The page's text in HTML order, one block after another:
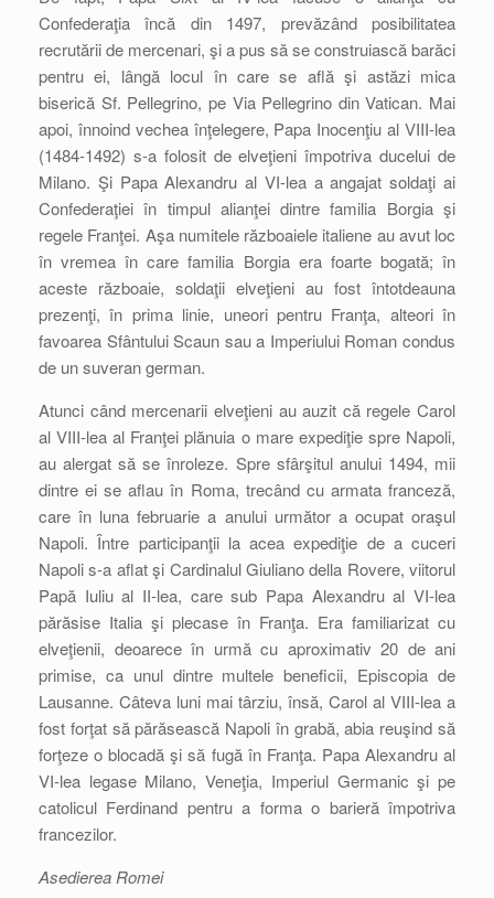
Confederaţia încă din 1497, prevăzând posibilitatea
recrutării de mercenari, şi a pus să se construiască barăci
pentru ei, lângă locul în care se află şi astăzi mica
biserică Sf. Pellegrino, pe Via Pellegrino din Vatican. Mai
apoi, înnoind vechea înţelegere, Papa Inocenţiu al VIII-lea
(1484-1492) s-a folosit de elveţieni împotriva ducelui de
Milano. Şi Papa Alexandru al VI-lea a angajat soldaţi ai
Confederaţiei în timpul alianţei dintre familia Borgia şi
regele Franţei. Aşa numitele războaiele italiene au avut loc
în vremea în care familia Borgia era foarte bogată; în
aceste războaie, soldaţii elveţieni au fost întotdeauna
prezenţi, în prima linie, uneori pentru Franţa, alteori în
favoarea Sfântului Scaun sau a Imperiului Roman condus
de un suveran german.
Atunci când mercenarii elveţieni au auzit că regele Carol
al VIII-lea al Franţei plănuia o mare expediţie spre Napoli,
au alergat să se înroleze. Spre sfârşitul anului 1494, mii
dintre ei se aflau în Roma, trecând cu armata franceză,
care în luna februarie a anului următor a ocupat oraşul
Napoli. Între participanţii la acea expediţie de a cuceri
Napoli s-a aflat şi Cardinalul Giuliano della Rovere, viitorul
Papă Iuliu al II-lea, care sub Papa Alexandru al VI-lea
părăsise Italia şi plecase în Franţa. Era familiarizat cu
elveţienii, deoarece în urmă cu aproximativ 20 de ani
primise, ca unul dintre multele beneficii, Episcopia de
Lausanne. Câteva luni mai târziu, însă, Carol al VIII-lea a
fost forţat să părăsească Napoli în grabă, abia reuşind să
forţeze o blocadă şi să fugă în Franţa. Papa Alexandru al
VI-lea legase Milano, Veneţia, Imperiul Germanic şi pe
catolicul Ferdinand pentru a forma o barieră împotriva
francezilor.
Asedierea Romei